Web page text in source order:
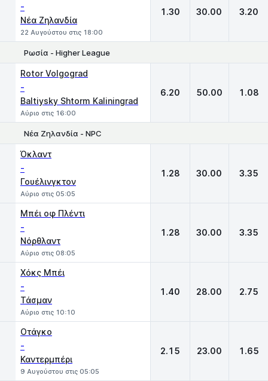
-
Νέα Ζηλανδία
22 Αυγούστου στις 18:00
1.30 30.00 3.20
Ρωσία - Higher League
Rotor Volgograd
-
Baltiysky Shtorm Kaliningrad
Αύριο στις 16:00
6.20 50.00 1.08
Νέα Ζηλανδία - NPC
Όκλαντ
-
Γουέλινγκτον
Αύριο στις 05:05
1.28 30.00 3.35
Μπέι οφ Πλέντι
-
Νόρθλαντ
Αύριο στις 08:05
1.28 30.00 3.35
Χόκς Μπέι
-
Τάσμαν
Αύριο στις 10:10
1.40 28.00 2.75
Οτάγκο
-
Καντερμπέρι
9 Αυγούστου στις 05:05
2.15 23.00 1.65